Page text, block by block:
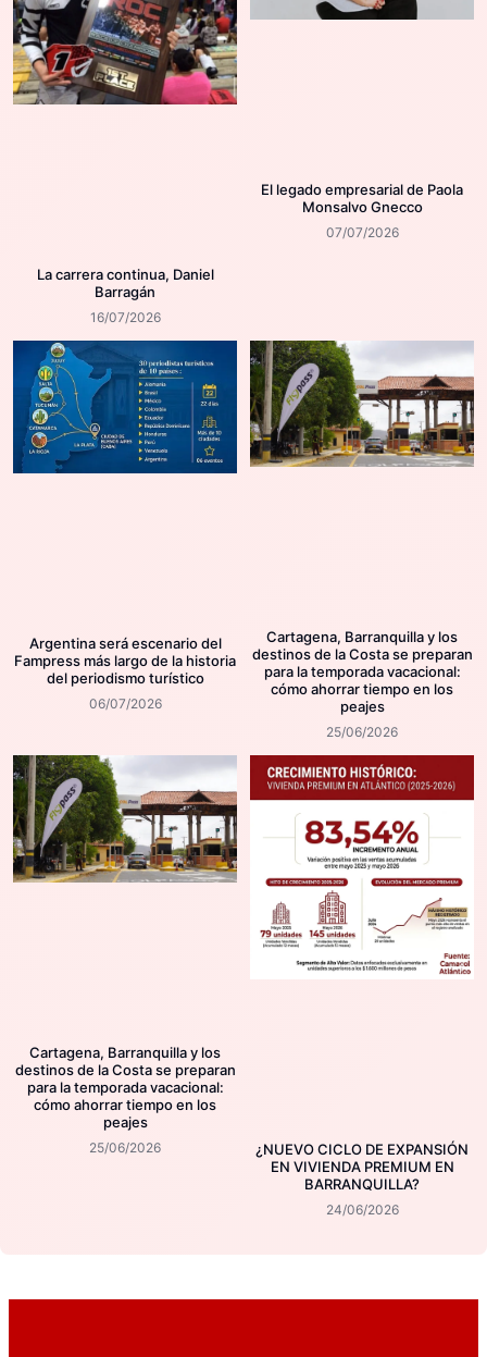
La carrera continua, Daniel
Barragán
16/07/2026
El legado empresarial de Paola
Monsalvo Gnecco
07/07/2026
Argentina será escenario del
Fampress más largo de la historia
del periodismo turístico
06/07/2026
Cartagena, Barranquilla y los
destinos de la Costa se preparan
para la temporada vacacional:
cómo ahorrar tiempo en los
peajes
25/06/2026
Cartagena, Barranquilla y los
destinos de la Costa se preparan
para la temporada vacacional:
cómo ahorrar tiempo en los
peajes
25/06/2026
¿NUEVO CICLO DE EXPANSIÓN
EN VIVIENDA PREMIUM EN
BARRANQUILLA?
24/06/2026